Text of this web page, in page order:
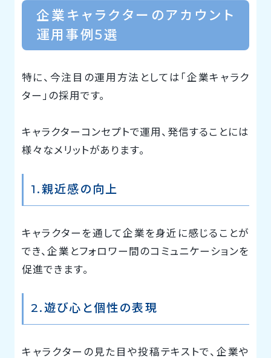
企業キャラクターのアカウント
運用事例5選
特に、今注目の運用方法としては「企業キャラク
ター」の採用です。
キャラクターコンセプトで運用、発信することには
様々なメリットがあります。
1.親近感の向上
キャラクターを通して企業を身近に感じることが
でき、企業とフォロワー間のコミュニケーションを
促進できます。
2.遊び心と個性の表現
キャラクターの見た目や投稿テキストで、企業や